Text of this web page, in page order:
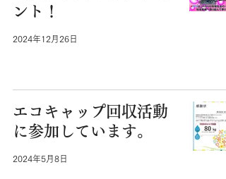
ント！
2024年12月26日
エコキャップ回収活動
に参加しています。
2024年5月8日